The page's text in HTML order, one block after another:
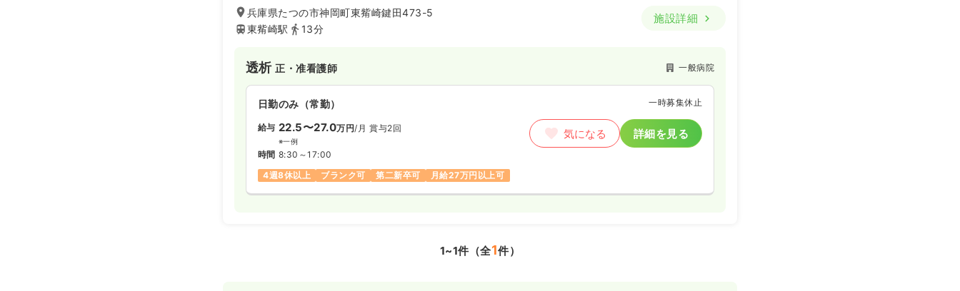
護を提供し、地域の患者様・ご利用者様のために、
幅広くサービスを展開されておられます。
兵庫県たつの市神岡町東觜崎鍵田473-5
東觜崎駅
13分
施設詳細
透析正・准看護師 一般病院
日勤のみ（常勤） 一時募集休止
給与 22.5〜27.0万円/月 賞与2回
※一例
時間 8:30～17:00
4週8休以上
ブランク可 第二新卒可 月給27万円以上可
気になる 詳細を見る
1~1件（全1件）